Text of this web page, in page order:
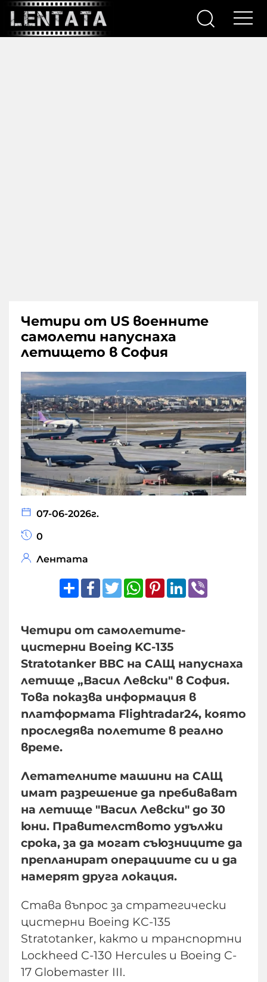
Четири от US военните
самолети напуснаха
летището в София
07-06-2026г.
0
Лентата
ShareFacebook
TwitterWhatsApp
Pinterest
LinkedIn
Четири от самолетите-
цистерни Boeing KC-135
Stratotanker ВВС на САЩ напуснаха
летище „Васил Левски" в София.
Това показва информация в
платформата Flightradar24, която
проследява полетите в реално
време.
Летателните машини на САЩ
имат разрешение да пребивават
на летище "Васил Левски" до 30
юни. Правителството удължи
срока, за да могат съюзниците да
препланират операциите си и да
намерят друга локация.
Става въпрос за стратегически
цистерни Boeing KC-135
Stratotanker, както и транспортни
Lockheed C-130 Hercules и Boeing C-
17 Globemaster III.